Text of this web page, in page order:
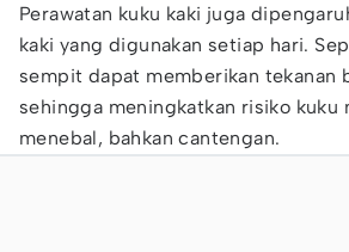
Perawatan kuku kaki juga
kaki yang digunakan setiap hari.
sempit dapat memberikan tekanan
sehingga meningkatkan risiko kuku
menebal, bahkan cantengan.